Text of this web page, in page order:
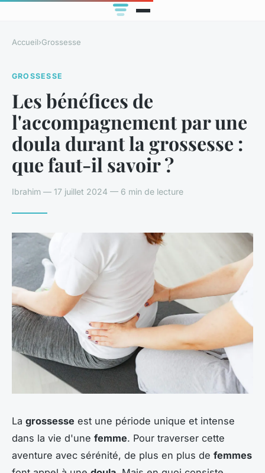
Accueil›Grossesse
GROSSESSE
Les bénéfices de
l'accompagnement par une
doula durant la grossesse :
que faut-il savoir ?
Ibrahim — 17 juillet 2024 — 6 min de lecture
La grossesse est une période unique et intense
dans la vie d'une femme. Pour traverser cette
aventure avec sérénité, de plus en plus de femmes